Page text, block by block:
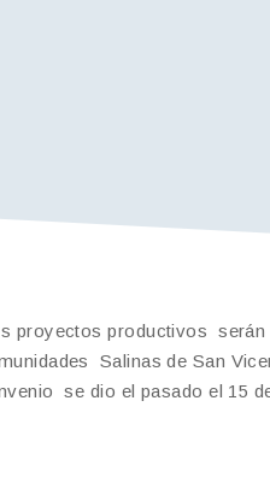
proyectos productivos
Salinas de San
se dio el pasado el 15